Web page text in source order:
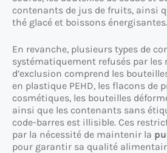
contenants de jus de fruits, ainsi
thé glacé et boissons énergisantes.
En revanche, plusieurs types de
systématiquement refusés par les
d’exclusion comprend les
en plastique PEHD, les flacons de
cosmétiques, les bouteilles
ainsi que les contenants sans
code-barres est illisible. Ces
par la nécessité de maintenir la
pour garantir sa qualité